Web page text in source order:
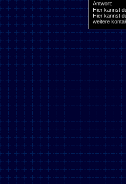
Antwort:
Hier kannst
Hier kannst
weitere